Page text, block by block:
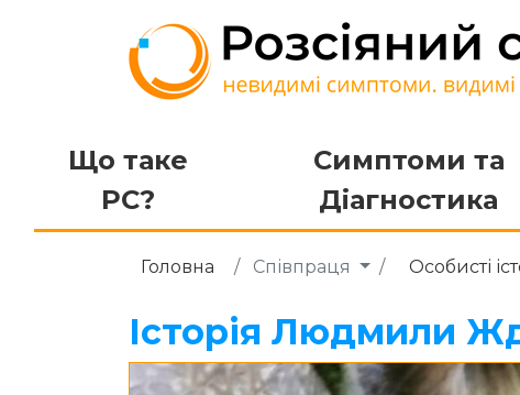
Що таке
РС?
Симптоми та
Діагностика
Головна Співпраця Особисті
Історія Людмили